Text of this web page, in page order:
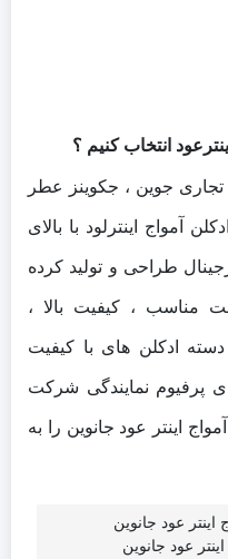
انتخاب کنیم ؟
جوین ، جکوینز عطر
آمواج اینترلود با بالای
طراحی و تولید کرده
مناسب ، کیفیت بالا ،
ادکلن های با کیفیت
پرفیوم نمایندگی شرکت
اینتر عود جانوین را به
عود جانوین